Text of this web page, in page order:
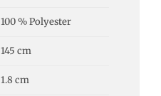
100 % Polyester
145 cm
1.8 cm